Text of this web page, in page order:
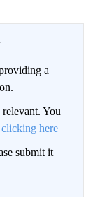
a
You
clicking here
submit it